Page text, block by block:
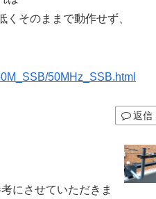
そのままで動作せず、
50MHz_SSB.html
返信
にさせていただきま